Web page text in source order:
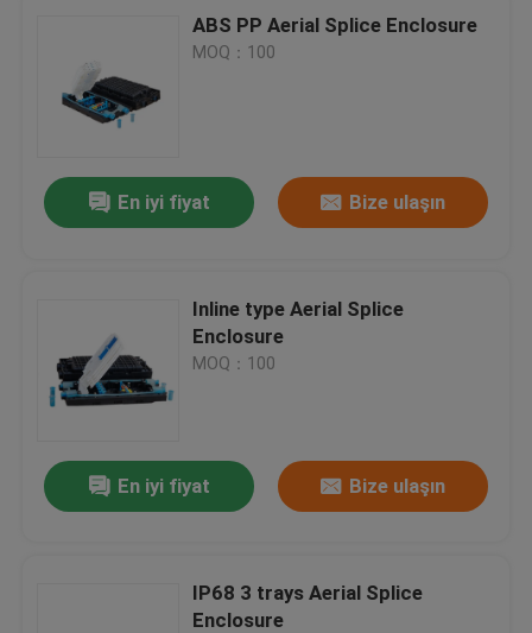
ABS PP Aerial Splice Enclosure
MOQ：100
En iyi fiyat Bize ulaşın
Inline type Aerial Splice
Enclosure
MOQ：100
En iyi fiyat Bize ulaşın
IP68 3 trays Aerial Splice
Enclosure